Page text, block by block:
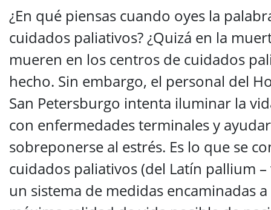
¿En qué piensas cuando oyes la
cuidados paliativos? ¿Quizá en la
mueren en los centros de cuidados
hecho. Sin embargo, el personal del
San Petersburgo intenta iluminar la
con enfermedades terminales y
sobreponerse al estrés. Es lo que se
cuidados paliativos (del Latín pallium –
un sistema de medidas encaminadas